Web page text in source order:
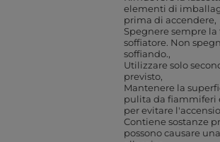
elementi di
prima di accendere
Spegnere sempre
soffiatore. Non
soffiando.
Utilizzare solo
previsto
Mantenere la
pulita da fiammiferi
per evitare
Contiene sostanze
possono causare